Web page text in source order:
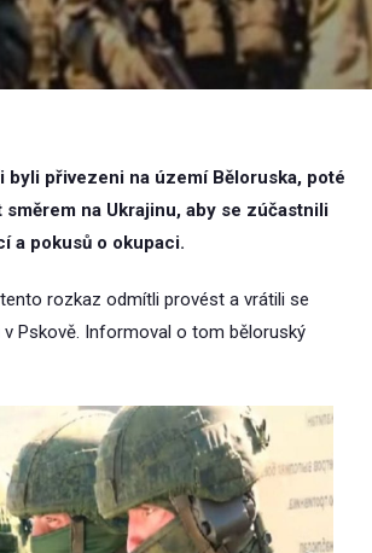
byli přivezeni na území Běloruska, poté
na Ukrajinu, aby se zúčastnili
a pokusů o okupaci.
rozkaz odmítli provést a vrátili se
v Pskově. Informoval o tom běloruský